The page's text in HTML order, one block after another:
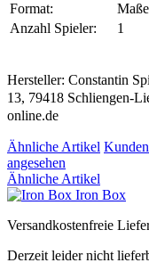
Format:
Anzahl Spieler:
1
Hersteller: Constantin
13, 79418 Schliengen-
online.de
Ähnliche Artikel
angesehen
Ähnliche Artikel
Iron Box
Versandkostenfreie
Derzeit leider nicht